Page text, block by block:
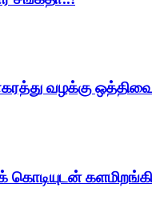
வழக்கு
கொடியுடன்